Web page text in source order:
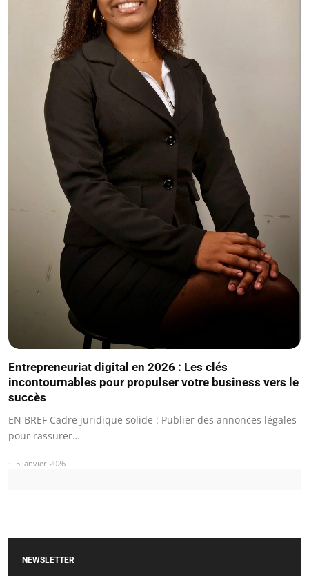
Entrepreneuriat digital en 2026 : Les clés
incontournables pour propulser votre business vers le
succès
EN BREF Cadre juridique solide : Publier des annonces légales
pour rassurer…
5 janvier 2026
NEWSLETTER